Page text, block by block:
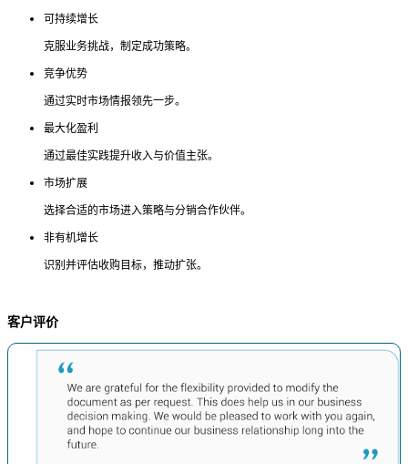
可持续增长
克服业务挑战，制定成功策略。
竞争优势
通过实时市场情报领先一步。
最大化盈利
通过最佳实践提升收入与价值主张。
市场扩展
选择合适的市场进入策略与分销合作伙伴。
非有机增长
识别并评估收购目标，推动扩张。
客户评价